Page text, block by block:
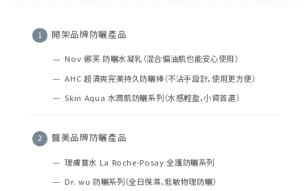
開架品牌防曬產品
Nov 娜芙 防曬水凝乳（混合偏油肌也能安心使用）
AHC 超清爽完美持久防曬棒（不沾手設計，使用更方便）
Skin Aqua 水潤肌防曬系列（水感輕盈，小資首選）
醫美品牌防曬產品
理膚寶水 La Roche-Posay 全護防曬系列
Dr. wu 防曬系列（全日保濕、低敏物理防曬）